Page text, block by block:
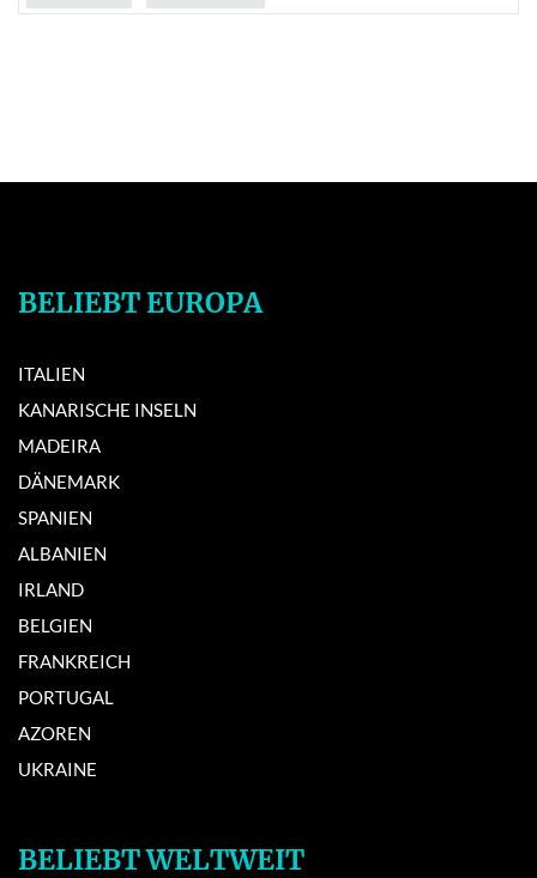
BELIEBT EUROPA
ITALIEN
KANARISCHE INSELN
MADEIRA
DÄNEMARK
SPANIEN
ALBANIEN
IRLAND
BELGIEN
FRANKREICH
PORTUGAL
AZOREN
UKRAINE
BELIEBT WELTWEIT